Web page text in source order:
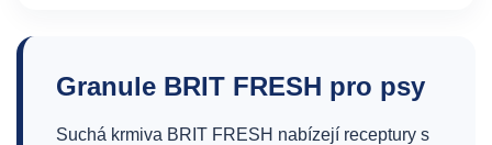
Granule BRIT FRESH pro psy
Suchá krmiva BRIT FRESH nabízejí receptury s